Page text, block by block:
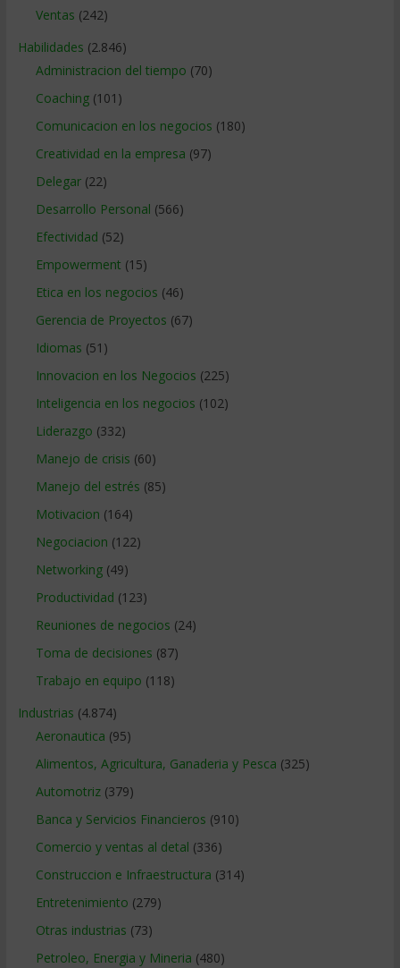
Ventas (242)
Habilidades (2.846)
Administracion del tiempo (70)
Coaching(101)
Comunicacion en los negocios (180)
Creatividad en la empresa (97)
Delegar(22)
Desarrollo Personal (566)
Efectividad (52)
Empowerment (15)
Etica en los negocios (46)
Gerencia de Proyectos (67)
Idiomas (51)
Innovacion en los Negocios (225)
Inteligencia en los negocios (102)
Liderazgo (332)
Manejo de crisis (60)
Manejo del estrés (85)
Motivacion (164)
Negociacion (122)
Networking(49)
Productividad (123)
Reuniones de negocios (24)
Toma de decisiones (87)
Trabajo en equipo (118)
Industrias (4.874)
Aeronautica (95)
Alimentos, Agricultura, Ganaderia y Pesca (325)
Automotriz(379)
Banca y Servicios Financieros (910)
Comercio y ventas al detal (336)
Construccion e Infraestructura (314)
Entretenimiento (279)
Otras industrias (73)
Petroleo, Energia y Mineria (480)